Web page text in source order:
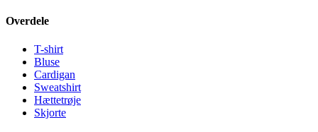
Overdele
T-shirt
Bluse
Cardigan
Sweatshirt
Hættetrøje
Skjorte